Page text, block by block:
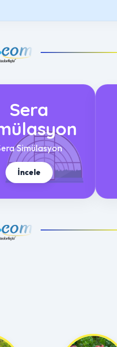
Sera
Simülasyon
İncele